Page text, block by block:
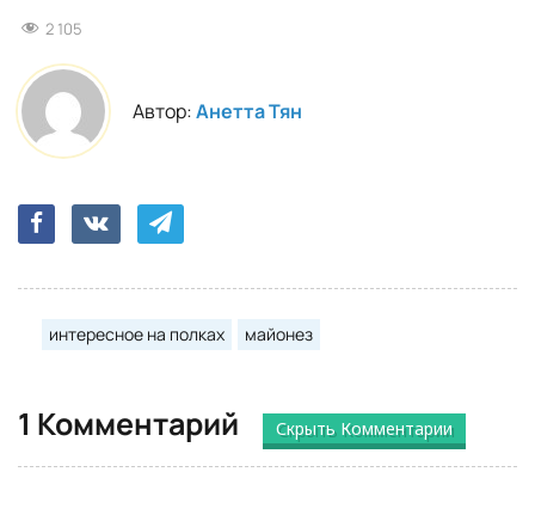
2 105
Автор:Анетта Тян
интересное на полках майонез
1 Комментарий Скрыть Комментарии